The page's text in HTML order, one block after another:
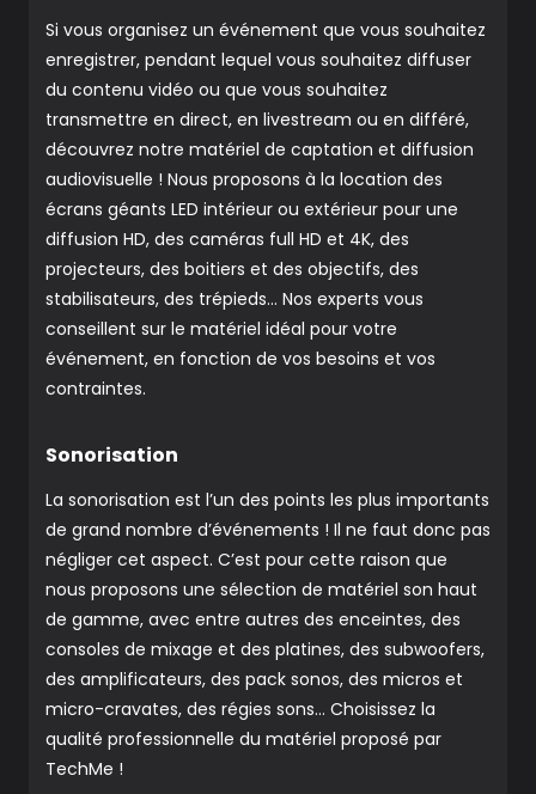
Si vous organisez un événement que vous souhaitez
enregistrer, pendant lequel vous souhaitez diffuser
du contenu vidéo ou que vous souhaitez
transmettre en direct, en livestream ou en différé,
découvrez notre matériel de captation et diffusion
audiovisuelle ! Nous proposons à la location des
écrans géants LED intérieur ou extérieur pour une
diffusion HD, des caméras full HD et 4K, des
projecteurs, des boitiers et des objectifs, des
stabilisateurs, des trépieds… Nos experts vous
conseillent sur le matériel idéal pour votre
événement, en fonction de vos besoins et vos
contraintes.
Sonorisation
La sonorisation est l’un des points les plus importants
de grand nombre d’événements ! Il ne faut donc pas
négliger cet aspect. C’est pour cette raison que
nous proposons une sélection de matériel son haut
de gamme, avec entre autres des enceintes, des
consoles de mixage et des platines, des subwoofers,
des amplificateurs, des pack sonos, des micros et
micro-cravates, des régies sons… Choisissez la
qualité professionnelle du matériel proposé par
TechMe !